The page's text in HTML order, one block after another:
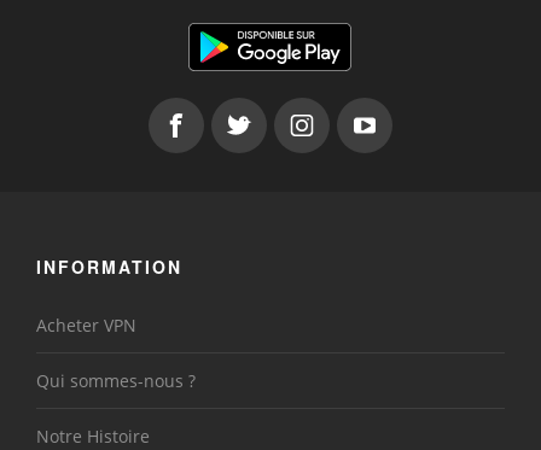
INFORMATION
Acheter VPN
Qui sommes-nous ?
Notre Histoire